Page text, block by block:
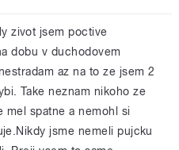
zivot jsem poctive
dobu v duchodovem
az na to ze jsem 2
Take neznam nikoho ze
mel spatne a nemohl si
jsme nemeli pujcku